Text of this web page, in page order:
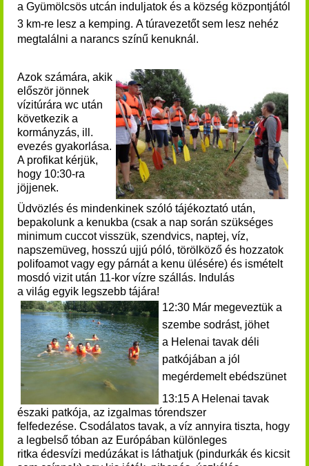
a Gyümölcsös utcán induljatok és a község központjától
3 km-re lesz a kemping. A túravezetőt sem lesz nehéz
megtalálni a narancs színű kenuknál.
Azok számára, akik
először jönnek
vízitúrára wc után
következik a
kormányzás, ill.
evezés gyakorlása.
A profikat kérjük,
hogy 10:30-ra
jöjjenek.
Üdvözlés és mindenkinek szóló tájékoztató után,
bepakolunk a kenukba (csak a nap során szükséges
minimum cuccot visszük, szendvics, naptej, víz,
napszemüveg, hosszú ujjú póló, törölköző és hozzatok
polifoamot vagy egy párnát a kenu ülésére) és ismételt
mosdó vizit után 11-kor vízre szállás. Indulás
a világ egyik legszebb tájára!
12:30 Már megeveztük a
szembe sodrást, jöhet
a Helenai tavak déli
patkójában a jól
megérdemelt ebédszünet
13:15 A Helenai tavak
északi patkója, az izgalmas tórendszer
felfedezése. Csodálatos tavak, a víz annyira tiszta, hogy
a legbelső tóban az Európában különleges
ritka édesvízi medúzákat is láthatjuk (pindurkák és kicsit